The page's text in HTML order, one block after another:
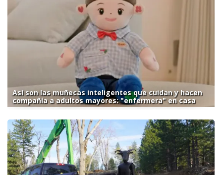
Así son las muñecas inteligentes que cuidan y hacen
compañía a adultos mayores: "enfermera" en casa